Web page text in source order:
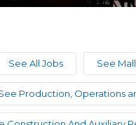
See All Jobs See
Production, Operations